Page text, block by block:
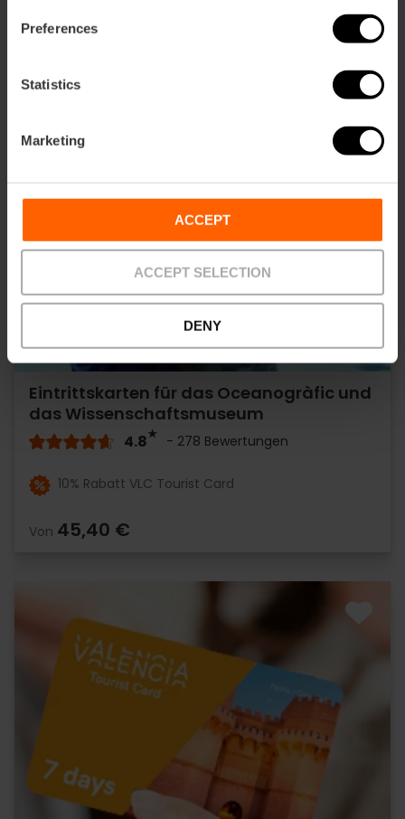
Preferences
Statistics
Marketing
ACCEPT
ACCEPT SELECTION
DENY
Eintrittskarten für das Oceanogràfic und
das Wissenschaftsmuseum
4.8 - 278 Bewertungen
10% Rabatt VLC Tourist Card
Von 45,40 €